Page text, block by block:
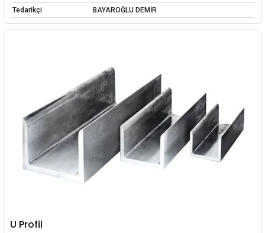
Tedarikçi
BAYAROĞLU DEMİR
U Profil